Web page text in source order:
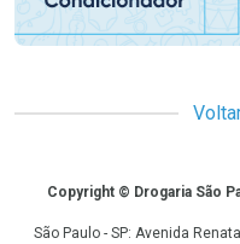
CopyrightCopyright © Drogaria São
São Paulo - SP: Avenida